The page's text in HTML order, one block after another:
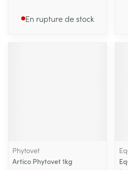
En rupture de stock
Phytovet
Artico Phytovet 1kg